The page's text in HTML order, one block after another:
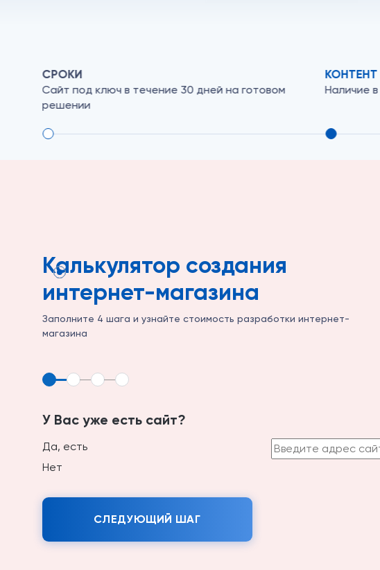
СРОКИ
Сайт под ключ в течение 30 дней на готовом
решении
КОНТЕНТ
Наличие
Калькулятор создания
интернет-магазина
Заполните 4 шага и узнайте стоимость разработки интернет-
магазина
У Вас уже есть сайт?
Да, есть
Нет
СЛЕДУЮЩИЙ ШАГ